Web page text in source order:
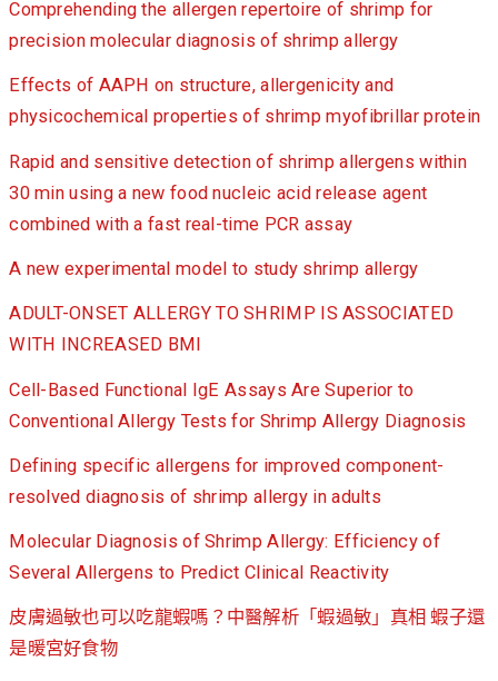
Comprehending the allergen repertoire of shrimp for
precision molecular diagnosis of shrimp allergy
Effects of AAPH on structure, allergenicity and
physicochemical properties of shrimp myofibrillar protein
Rapid and sensitive detection of shrimp allergens within
30 min using a new food nucleic acid release agent
combined with a fast real-time PCR assay
A new experimental model to study shrimp allergy
ADULT-ONSET ALLERGY TO SHRIMP IS ASSOCIATED
WITH INCREASED BMI
Cell-Based Functional IgE Assays Are Superior to
Conventional Allergy Tests for Shrimp Allergy Diagnosis
Defining specific allergens for improved component-
resolved diagnosis of shrimp allergy in adults
Molecular Diagnosis of Shrimp Allergy: Efficiency of
Several Allergens to Predict Clinical Reactivity
皮膚過敏也可以吃龍蝦嗎？中醫解析「蝦過敏」真相 蝦子還
是暖宮好食物